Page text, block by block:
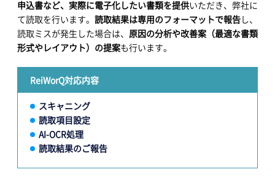
申込書など、実際に電子化したい書類を提供いただき、弊社に
て読取を行います。 読取結果は専用のフォーマットで報告し、
読取ミスが発生した場合は、 原因の分析や改善案（最適な書類
形式やレイアウト）の提案も行います。
ReiWorQ対応内容
スキャニング
読取項目設定
AI-OCR処理
読取結果のご報告